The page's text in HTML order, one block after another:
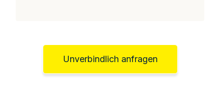
Unverbindlich anfragen